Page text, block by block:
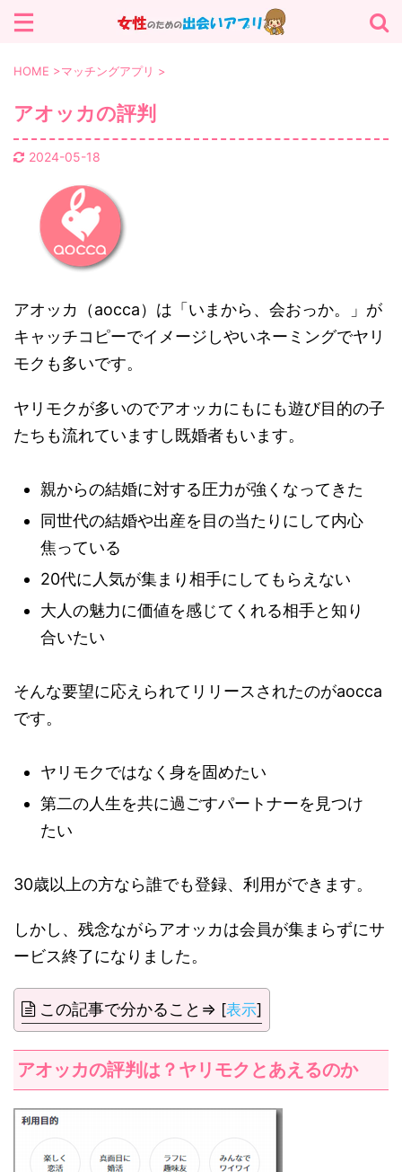
サイト内を検索する
カテゴリー
パパ活 (13)
マッチングアプリ (13)
会えないアプリ (25)
出会いアプリ (19)
HOME >マッチングアプリ >
アオッカの評判
2024-05-18
アオッカ（aocca）は「いまから、会おっか。」が
キャッチコピーでイメージしやいネーミングでヤリ
モクも多いです。
ヤリモクが多いのでアオッカにもにも遊び目的の子
たちも流れていますし既婚者もいます。
親からの結婚に対する圧力が強くなってきた
同世代の結婚や出産を目の当たりにして内心
焦っている
20代に人気が集まり相手にしてもらえない
大人の魅力に価値を感じてくれる相手と知り
合いたい
そんな要望に応えられてリリースされたのがaocca
です。
ヤリモクではなく身を固めたい
第二の人生を共に過ごすパートナーを見つけ
たい
30歳以上の方なら誰でも登録、利用ができます。
しかし、残念ながらアオッカは会員が集まらずにサ
ービス終了になりました。
この記事で分かること⇒ [表示]
アオッカの評判は？ヤリモクとあえるのか